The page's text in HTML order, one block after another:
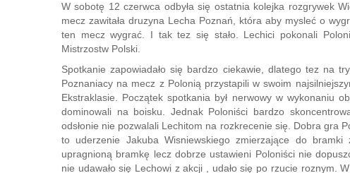
W sobotę 12 czerwca odbyła się ostatnia kolejka rozgrywek
mecz zawitała druzyna Lecha Poznań, która aby mysleć o
ten mecz wygrać. I tak tez się stało. Lechici pokonali
Mistrzostw Polski.
Spotkanie zapowiadało się bardzo ciekawie, dlatego tez na
Poznaniacy na mecz z Polonią przystapili w swoim
Ekstraklasie. Początek spotkania był nerwowy w wykonaniu
dominowali na boisku. Jednak Poloniści bardzo
odsłonie nie pozwalali Lechitom na rozkrecenie się. Dobra gra
to uderzenie Jakuba Wisniewskiego zmierzające do
upragnioną bramkę lecz dobrze ustawieni Poloniści nie
nie udawało się Lechowi z akcji , udało się po rzucie roznym.